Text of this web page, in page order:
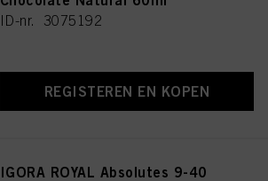
ID-nr. 3075192
REGISTEREN EN KOPEN
IGORA ROYAL Absolutes 9-40